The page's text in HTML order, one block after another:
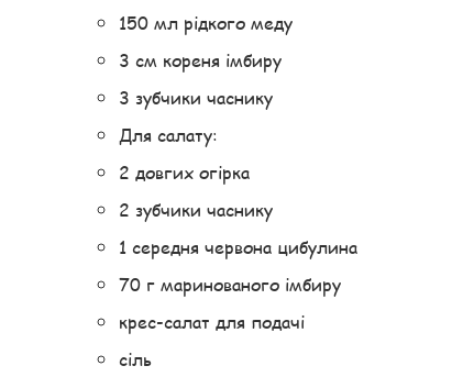
150 мл рідкого меду
3 см кореня імбиру
3 зубчики часнику
Для салату:
2 довгих огірка
2 зубчики часнику
1 середня червона цибулина
70 г маринованого імбиру
крес-салат для подачі
сіль